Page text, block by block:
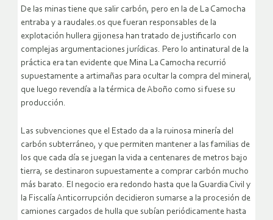
De las minas tiene que salir carbón, pero en la de La Camocha
entraba y a raudales.os que fueran responsables de la
explotación hullera gijonesa han tratado de justificarlo con
complejas argumentaciones jurídicas. Pero lo antinatural de la
práctica era tan evidente que Mina La Camocha recurrió
supuestamente a artimañas para ocultar la compra del mineral,
que luego revendía a la térmica de Aboño como si fuese su
producción.
Las subvenciones que el Estado da a la ruinosa minería del
carbón subterráneo, y que permiten mantener a las familias de
los que cada día se juegan la vida a centenares de metros bajo
tierra, se destinaron supuestamente a comprar carbón mucho
más barato. El negocio era redondo hasta que la Guardia Civil y
la Fiscalía Anticorrupción decidieron sumarse a la procesión de
camiones cargados de hulla que subían periódicamente hasta